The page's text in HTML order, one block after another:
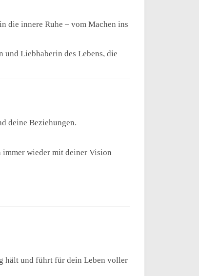
die innere Ruhe – vom Machen ins
und Liebhaberin des Lebens, die
deine Beziehungen.
wieder mit deiner Vision
hält und führt für dein Leben voller